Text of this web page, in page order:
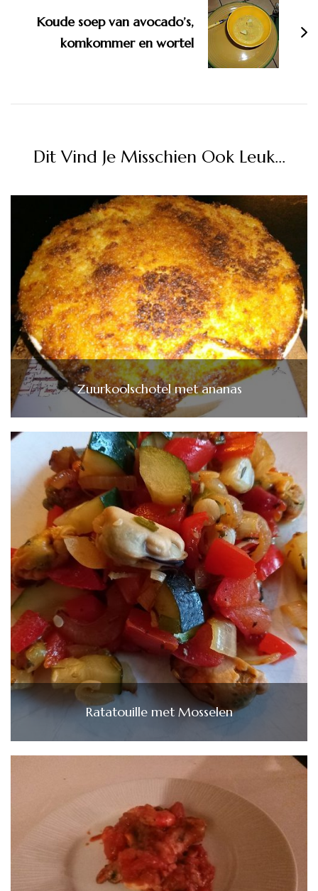
Koude soep van avocado’s,
komkommer en wortel
Dit Vind Je Misschien Ook Leuk...
Zuurkoolschotel met ananas
Ratatouille met Mosselen